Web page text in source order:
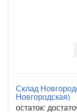
Склад
Новгородская)
остаток: